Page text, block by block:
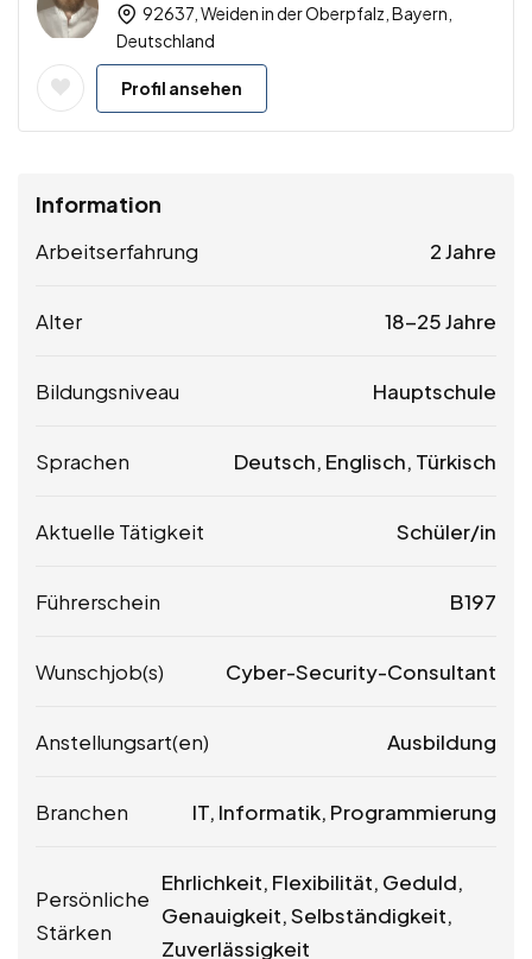
92637, Weiden in der Oberpfalz, Bayern,
Deutschland
Profil ansehen
Information
Arbeitserfahrung 2 Jahre
Alter 18-25 Jahre
Bildungsniveau Hauptschule
Sprachen Deutsch, Englisch, Türkisch
Aktuelle Tätigkeit Schüler/in
Führerschein B197
Wunschjob(s) Cyber-Security-Consultant
Anstellungsart(en) Ausbildung
Branchen IT, Informatik, Programmierung
Persönliche
Stärken
Ehrlichkeit, Flexibilität, Geduld,
Genauigkeit, Selbständigkeit,
Zuverlässigkeit